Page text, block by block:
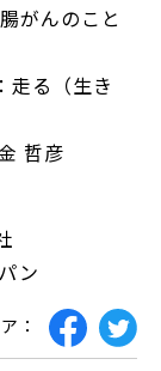
がんのこと
走る（生き
哲彦
ン
：